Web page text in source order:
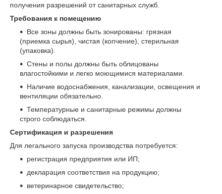
получения разрешений от санитарных служб.
Требования к помещению
Все зоны должны быть зонированы: грязная
(приемка сырья), чистая (копчение), стерильная
(упаковка).
Стены и полы должны быть облицованы
влагостойкими и легко моющимися материалами.
Наличие водоснабжения, канализации, освещения и
вентиляции обязательно.
Температурные и санитарные режимы должны
строго соблюдаться.
Сертификация и разрешения
Для легального запуска производства потребуется:
регистрация предприятия или ИП;
декларация соответствия на продукцию;
ветеринарное свидетельство;